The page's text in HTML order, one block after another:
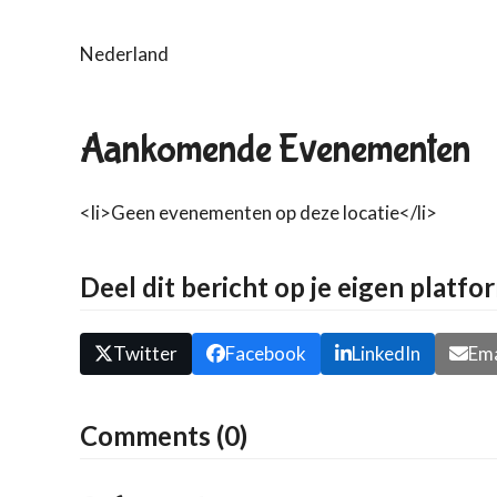
Nederland
Aankomende Evenementen
<li>Geen evenementen op deze locatie</li>
Deel dit bericht op je eigen
Twitter Facebook LinkedIn
Comments (0)